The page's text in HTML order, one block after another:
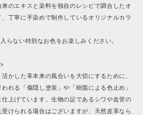
のエキスと染料を独自のレシピで調合したオ
丁寧に手染めで制作しているオリジナルカラ
らない特別なお色をお楽しみください。
かした革本来の風合いを大切にするために、
れる「傷隠し塗装」や「樹脂による色止め」
上げています。生物の証であるシワや血管の
けられる場合はございますが、天然皮革なら